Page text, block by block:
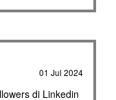
01 Jul 2024
di Linkedin